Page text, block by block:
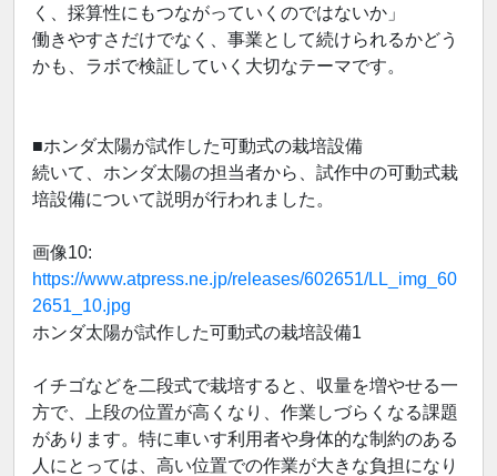
く、採算性にもつながっていくのではないか」
働きやすさだけでなく、事業として続けられるかどう
かも、ラボで検証していく大切なテーマです。
■ホンダ太陽が試作した可動式の栽培設備
続いて、ホンダ太陽の担当者から、試作中の可動式栽
培設備について説明が行われました。
画像10:
https://www.atpress.ne.jp/releases/602651/LL_img_60
2651_10.jpg
ホンダ太陽が試作した可動式の栽培設備1
イチゴなどを二段式で栽培すると、収量を増やせる一
方で、上段の位置が高くなり、作業しづらくなる課題
があります。特に車いす利用者や身体的な制約のある
人にとっては、高い位置での作業が大きな負担になり